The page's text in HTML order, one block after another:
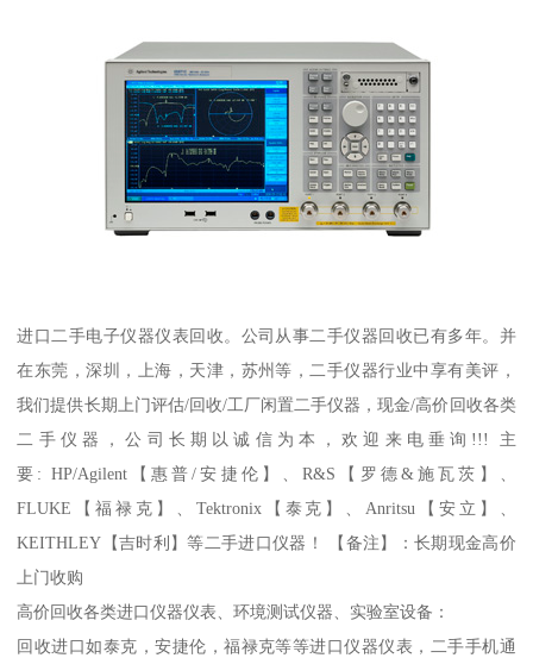
进口二手电子仪器仪表回收。公司从事二手仪器回收已有多年。并
在东莞，深圳，上海，天津，苏州等，二手仪器行业中享有美评，
我们提供长期上门评估/回收/工厂闲置二手仪器，现金/高价回收各类
二手仪器，公司长期以诚信为本，欢迎来电垂询!!! 主
要: HP/Agilent【惠普/安捷伦】、R&S【罗德&施瓦茨】、
FLUKE【福禄克】、Tektronix【泰克】、Anritsu【安立】、
KEITHLEY【吉时利】等二手进口仪器！ 【备注】：长期现金高价
上门收购
高价回收各类进口仪器仪表、环境测试仪器、实验室设备：
回收进口如泰克，安捷伦，福禄克等等进口仪器仪表，二手手机通